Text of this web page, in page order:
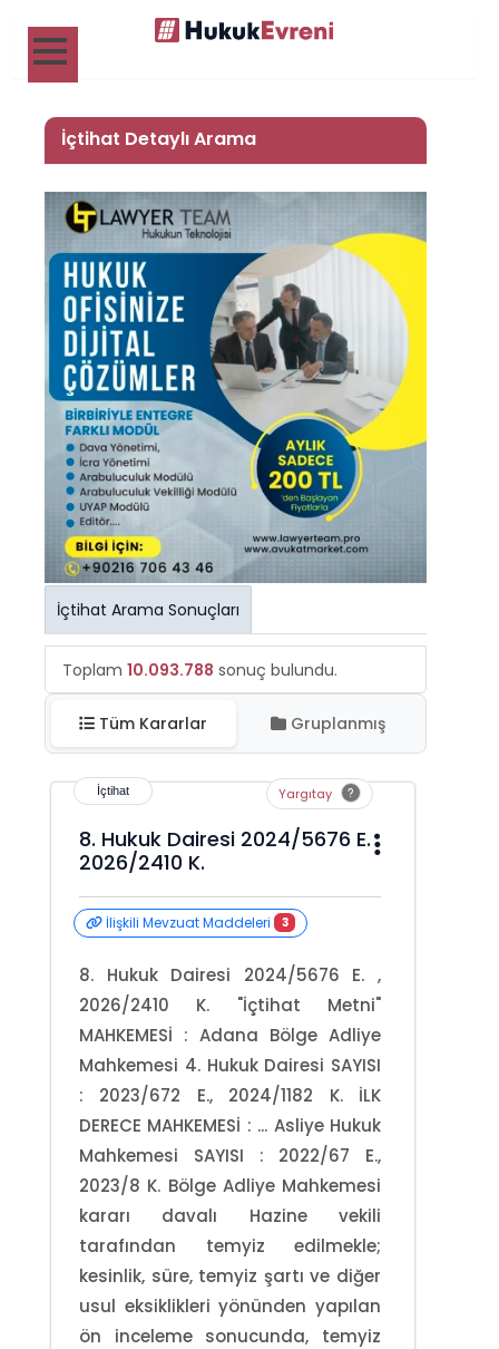
İçtihat Detaylı Arama
İçtihat Arama Sonuçları
Toplam 10.093.788 sonuç bulundu.
Tüm Kararlar Gruplanmış
Yargıtay
8. Hukuk Dairesi 2024/5676 E.
2026/2410 K.
İlişkili Mevzuat Maddeleri 3
8. Hukuk Dairesi 2024/5676 E. ,
2026/2410 K. "İçtihat Metni"
MAHKEMESİ : Adana Bölge Adliye
Mahkemesi 4. Hukuk Dairesi SAYISI
: 2023/672 E., 2024/1182 K. İLK
DERECE MAHKEMESİ : ... Asliye Hukuk
Mahkemesi SAYISI : 2022/67 E.,
2023/8 K. Bölge Adliye Mahkemesi
kararı davalı Hazine vekili
tarafından temyiz edilmekle;
kesinlik, süre, temyiz şartı ve diğer
usul eksiklikleri yönünden yapılan
ön inceleme sonucunda, temyiz